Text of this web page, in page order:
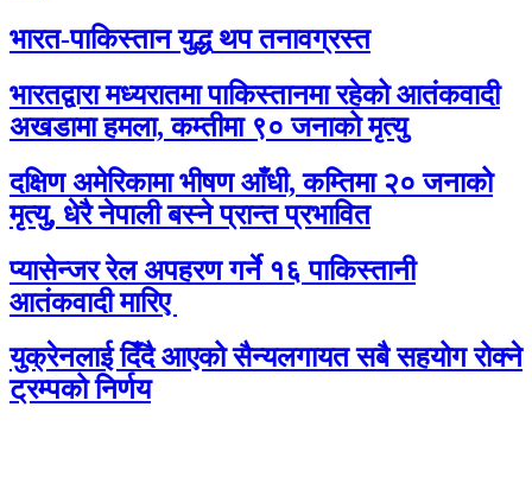
भारत-पाकिस्तान युद्ध थप तनावग्रस्त
भारतद्वारा मध्यरातमा पाकिस्तानमा रहेको आतंकवादी
अखडामा हमला, कम्तीमा ९० जनाको मृत्यु
दक्षिण अमेरिकामा भीषण आँधी, कम्तिमा २० जनाको
मृत्यु, धेरै नेपाली बस्ने प्रान्त प्रभावित
प्यासेन्जर रेल अपहरण गर्ने १६ पाकिस्तानी
आतंकवादी मारिए
युक्रेनलाई दिँदै आएको सैन्यलगायत सबै सहयोग रोक्ने
ट्रम्पको निर्णय